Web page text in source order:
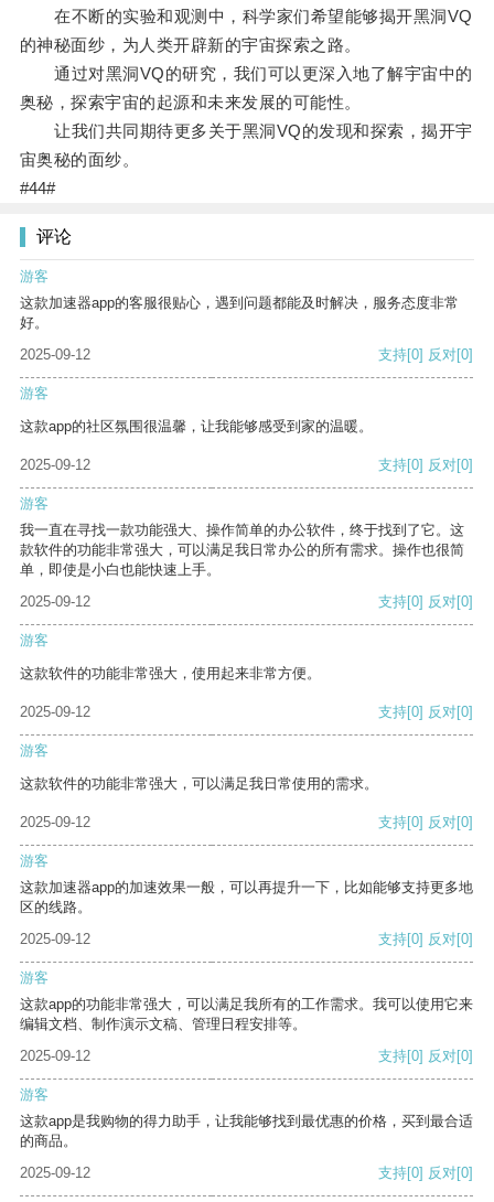
在不断的实验和观测中，科学家们希望能够揭开黑洞VQ
的神秘面纱，为人类开辟新的宇宙探索之路。
通过对黑洞VQ的研究，我们可以更深入地了解宇宙中的
奥秘，探索宇宙的起源和未来发展的可能性。
让我们共同期待更多关于黑洞VQ的发现和探索，揭开宇
宙奥秘的面纱。
#44#
评论
游客
这款加速器app的客服很贴心，遇到问题都能及时解决，服务态度非常
好。
2025-09-12
支持[0] 反对[0]
游客
这款app的社区氛围很温馨，让我能够感受到家的温暖。
2025-09-12 支持[0] 反对[0]
游客
我一直在寻找一款功能强大、操作简单的办公软件，终于找到了它。这
款软件的功能非常强大，可以满足我日常办公的所有需求。操作也很简
单，即使是小白也能快速上手。
2025-09-12
支持[0] 反对[0]
游客
这款软件的功能非常强大，使用起来非常方便。
2025-09-12 支持[0] 反对[0]
游客
这款软件的功能非常强大，可以满足我日常使用的需求。
2025-09-12 支持[0] 反对[0]
游客
这款加速器app的加速效果一般，可以再提升一下，比如能够支持更多地
区的线路。
2025-09-12
支持[0] 反对[0]
游客
这款app的功能非常强大，可以满足我所有的工作需求。我可以使用它来
编辑文档、制作演示文稿、管理日程安排等。
2025-09-12
支持[0] 反对[0]
游客
这款app是我购物的得力助手，让我能够找到最优惠的价格，买到最合适
的商品。
2025-09-12
支持[0] 反对[0]